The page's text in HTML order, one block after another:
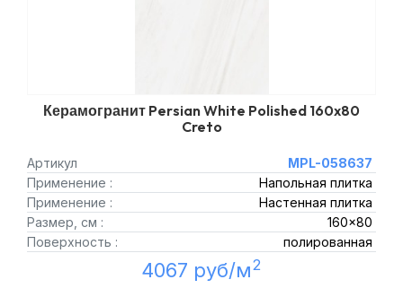
Керамогранит Persian White Polished 160x80
Creto
Артикул
MPL-058637
Применение :
Напольная плитка
Применение :
Настенная плитка
Размер, см :
160x80
Поверхность :
полированная
4067 руб/м2